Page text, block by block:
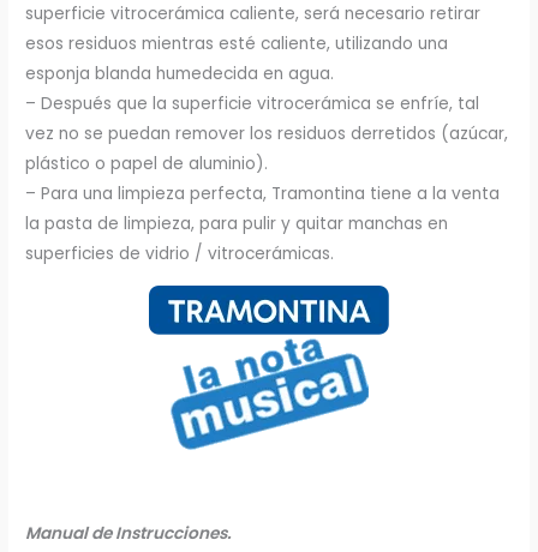
superficie vitrocerámica caliente, será necesario retirar
esos residuos mientras esté caliente, utilizando una
esponja blanda humedecida en agua.
– Después que la superficie vitrocerámica se enfríe, tal
vez no se puedan remover los residuos derretidos (azúcar,
plástico o papel de aluminio).
– Para una limpieza perfecta, Tramontina tiene a la venta
la pasta de limpieza, para pulir y quitar manchas en
superficies de vidrio / vitrocerámicas.
Manual de Instrucciones.